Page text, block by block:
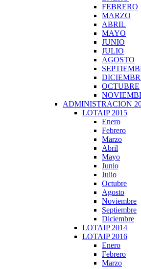
FEBRERO
MARZO
ABRIL
MAYO
JUNIO
JULIO
AGOSTO
OCTUBRE
ADMINISTRACION
LOTAIP 2015
Enero
Febrero
Marzo
Abril
Mayo
Junio
Julio
Octubre
Agosto
Noviembre
Septiembre
Diciembre
LOTAIP 2014
LOTAIP 2016
Enero
Febrero
Marzo